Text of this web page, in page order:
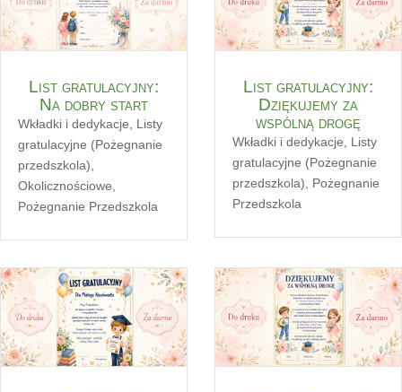
List gratulacyjny:
Na dobry start
Wkładki i dedykacje, Listy
gratulacyjne (Pożegnanie
przedszkola),
Okolicznościowe,
Pożegnanie Przedszkola
List gratulacyjny:
Dziękujemy za
wspólną drogę
Wkładki i dedykacje, Listy
gratulacyjne (Pożegnanie
przedszkola), Pożegnanie
Przedszkola